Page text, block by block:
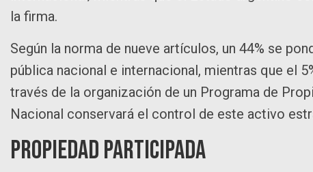
la firma.
Según la norma de nueve artículos, un 44% se
pública nacional e internacional, mientras que el
través de la organización de un Programa de
Nacional conservará el control de este activo
Propiedad participada